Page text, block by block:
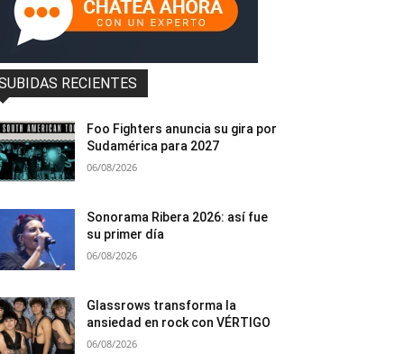
RECIENTES
Foo Fighters anuncia su gira por
Sudamérica para 2027
06/08/2026
Sonorama Ribera 2026: así fue
su primer día
06/08/2026
Glassrows transforma la
ansiedad en rock con VÉRTIGO
06/08/2026